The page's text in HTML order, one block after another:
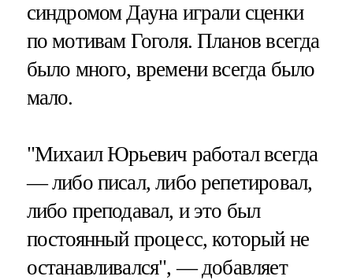
синдромом Дауна играли сценки
по мотивам Гоголя. Планов всегда
было много, времени всегда было
мало.
"Михаил Юрьевич работал всегда
— либо писал, либо репетировал,
либо преподавал, и это был
постоянный процесс, который не
останавливался", — добавляет